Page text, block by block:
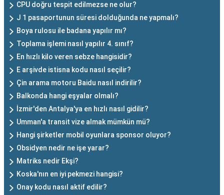
CPU doğru tespit edilmezse ne olur?
J 1 pasaportunun süresi dolduğunda ne yapmalı?
Boya rulosu ile badana yapılır mı?
Toplama işlemi nasıl yapılır 4. sınıf?
En hızlı kilo veren sebze hangisidir?
E arşivde istisna kodu nasıl seçilir?
Çin arama motoru Baidu nasıl indirilir?
Balkonda hangi eşyalar olmalı?
İzmir'den Antalya'ya en hızlı nasıl gidilir?
Umman'a transit vize almak mümkün mü?
Hangi şirketler mobil oyunlara sponsor oluyor?
Obsidyen nedir ne işe yarar?
Matriks nedir Ekşi?
Koska'nın en iyi pekmezi hangisi?
Onay kodu nasıl aktif edilir?